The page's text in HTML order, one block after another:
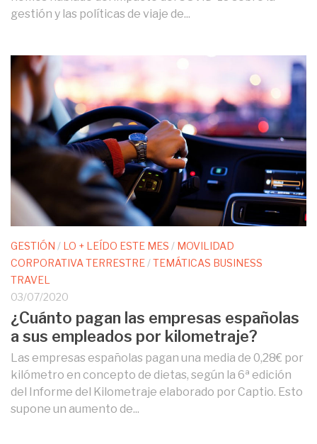
gestión y las políticas de viaje de...
GESTIÓN / LO + LEÍDO ESTE MES / MOVILIDAD
CORPORATIVA TERRESTRE /TEMÁTICAS BUSINESS
TRAVEL
03/07/2020
¿Cuánto pagan las empresas españolas
a sus empleados por kilometraje?
Las empresas españolas pagan una media de 0,28€ por
kilómetro en concepto de dietas, según la 6ª edición
del Informe del Kilometraje elaborado por Captio. Esto
supone un aumento de...